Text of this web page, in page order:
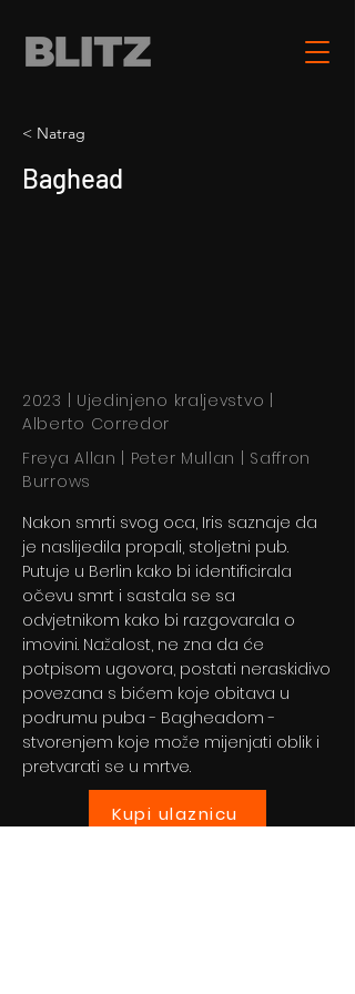
< Natrag
Baghead
2023 | Ujedinjeno kraljevstvo |
Alberto Corredor
Freya Allan | Peter Mullan | Saffron
Burrows
Nakon smrti svog oca, Iris saznaje da
je naslijedila propali, stoljetni pub.
Putuje u Berlin kako bi identificirala
očevu smrt i sastala se sa
odvjetnikom kako bi razgovarala o
imovini. Nažalost, ne zna da će
potpisom ugovora, postati neraskidivo
povezana s bićem koje obitava u
podrumu puba - Bagheadom -
stvorenjem koje može mijenjati oblik i
pretvarati se u mrtve.
Kupi ulaznicu